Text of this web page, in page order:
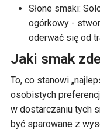
Słone smaki:
ogórkowy -
oderwać się od
Jaki smak
To, co stanowi
osobistych
w dostarczaniu tych
być sparowane z